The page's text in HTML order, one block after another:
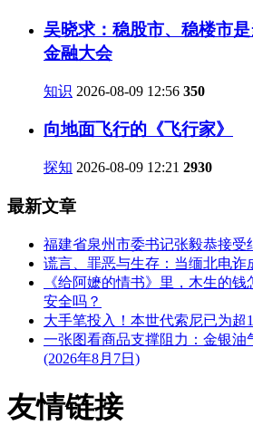
吴晓求：稳股市、稳楼市
金融大会
知识 2026-08-09 12:56 350
向地面飞行的《飞行家》
探知 2026-08-09 12:21 2930
最新文章
福建省泉州市委书记张毅恭接受
谎言、罪恶与生存：当缅北电诈
《给阿嬷的情书》里，木生的
安全吗？
大手笔投入！本世代索尼已为超
一张图看商品支撑阻力：金银油
(2026年8月7日)
友情链接